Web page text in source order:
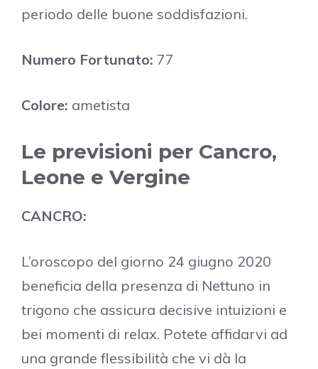
periodo delle buone soddisfazioni.
Numero Fortunato: 77
Colore: ametista
Le previsioni per Cancro,
Leone e Vergine
CANCRO:
L’oroscopo del giorno 24 giugno 2020
beneficia della presenza di Nettuno in
trigono che assicura decisive intuizioni e
bei momenti di relax. Potete affidarvi ad
una grande flessibilità che vi dà la